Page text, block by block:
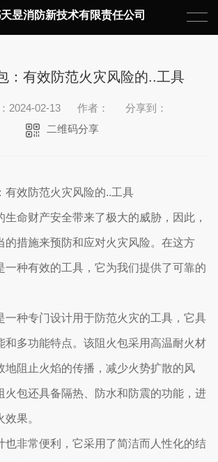
昱消防新技术有限责任公司
：有效防范火灾风险的..工具
2024-02-13 作者：
分享到：
二维码分享
有效防范火灾风险的..工具
生命财产安全带来了极大的威胁，因此，
的措施来预防和应对火灾风险。在这方
一种有效的工具，它为我们提供了可靠的
一种专门设计用于防范火灾的工具，它具
和多功能特点。该阻火包采用高温耐火材
地阻止火焰的传播，减少火势扩散的风
火包还具备隔热、防水和防震的功能，进
果。
也非常便利，它采用了简洁而人性化的结